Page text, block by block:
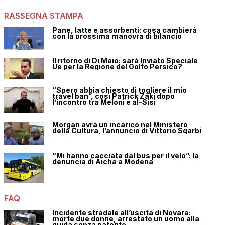
RASSEGNA STAMPA
Pane, latte e assorbenti: cosa cambierà
con la prossima manovra di bilancio
Il ritorno di Di Maio: sarà Inviato Speciale
Ue per la Regione del Golfo Persico?
“Spero abbia chiesto di togliere il mio
travel ban”, così Patrick Zaki dopo
l’incontro tra Meloni e al-Sisi
Morgan avrà un incarico nel Ministero
della Cultura, l’annuncio di Vittorio Sgarbi
“Mi hanno cacciata dal bus per il velo”: la
denuncia di Aicha a Modena
FAQ
Incidente stradale all’uscita di Novara:
morte due donne, arrestato un uomo alla